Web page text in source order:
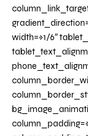
width=»1/6″